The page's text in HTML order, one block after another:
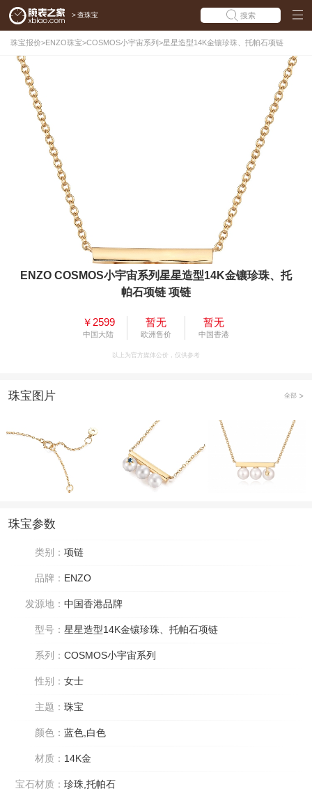
> 查珠宝 搜索
珠宝报价>ENZO珠宝>COSMOS小宇宙系列 >星星造型14K金镶珍珠、托帕石项链
ENZO COSMOS小宇宙系列星星造型14K金镶珍珠、托
帕石项链 项链
￥2599
中国大陆
暂无
欧洲售价
暂无
中国香港
以上为官方媒体公价，仅供参考
珠宝图片 全部
珠宝参数
类别： 项链
品牌： ENZO
发源地： 中国香港品牌
型号： 星星造型14K金镶珍珠、托帕石项链
系列： COSMOS小宇宙系列
性别： 女士
主题： 珠宝
颜色： 蓝色,白色
材质： 14K金
宝石材质： 珍珠,托帕石